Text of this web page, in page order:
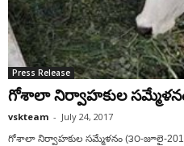
Press Release
గోశాలా నిర్వాహకుల
vskteam - July 24, 2017
గోశాలా నిర్వాహకుల సమ్మేళనం (౩౦-జూలై-